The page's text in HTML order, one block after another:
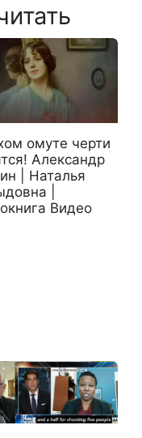
омуте черти
Александр
| Наталья
|
Видео